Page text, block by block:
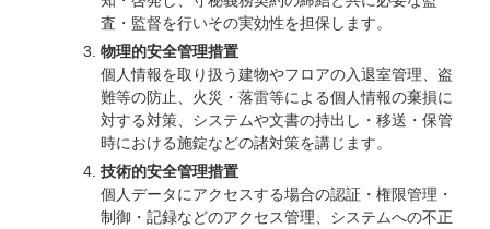
査・監督を行いその実効性を担保します。
物理的安全管理措置
個人情報を取り扱う建物やフロアの入退室管理、盗
難等の防止、火災・落雷等による個人情報の棄損に
対する対策、システムや文書の持出し・移送・保管
時における施錠などの諸対策を講じます。
技術的安全管理措置
個人データにアクセスする場合の認証・権限管理・
制御・記録などのアクセス管理、システムへの不正